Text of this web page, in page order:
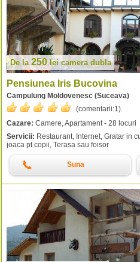
De la 250leicamera dubla
Pensiunea Iris Bucovina
Campulung Moldovenesc (Suceava)
(comentarii:1).
Cazare: Camere, Apartament - 28 locuri
Servicii: Restaurant, Internet, Gratar in
joaca pt copii, Terasa sau foisor
Suna